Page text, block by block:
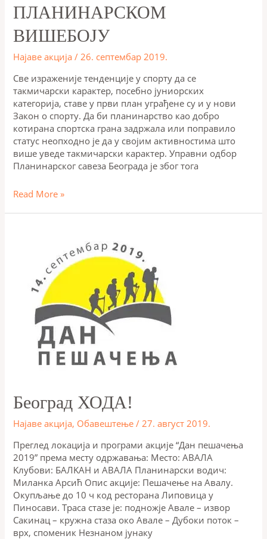
ПЛАНИНАРСКОМ
ВИШЕБОЈУ
Најаве акција /26. септембар 2019.
Све израженије тенденције у спорту да се
такмичарски карактер, посебно јуниорских
категорија, ставе у први план уграђене су и у нови
Закон о спорту. Да би планинарство као добро
котирана спортска грана задржала или поправило
статус неопходно је да у својим активностима што
више уведе такмичарски карактер. Управни одбор
Планинарског савеза Београда је због тога
Read More »
Београд ХОДА!
Најаве акција, Обавештење /27. август 2019.
Преглед локација и програми акције “Дан пешачења
2019” према месту одржавања: Место: АВАЛА
Kлубови: БАЛKАН и АВАЛА Планинарски водич:
Миланка Арсић Опис акције: Пешачење на Авалу.
Окупљање до 10 ч код ресторана Липовица у
Пиносави. Траса стазе је: подножје Авале – извор
Сакинац – кружна стаза око Авале – Дубоки поток –
врх, споменик Незнаном јунаку